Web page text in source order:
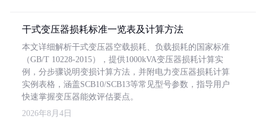
干式变压器损耗标准一览表及计算方法
本文详细解析干式变压器空载损耗、负载损耗的国家标准
（GB/T 10228-2015），提供1000kVA变压器损耗计算实
例，分步骤说明变损计算方法，并附电力变压器损耗计算
实例表格，涵盖SCB10/SCB13等常见型号参数，指导用户
快速掌握变压器能效评估要点。
2026年8月4日